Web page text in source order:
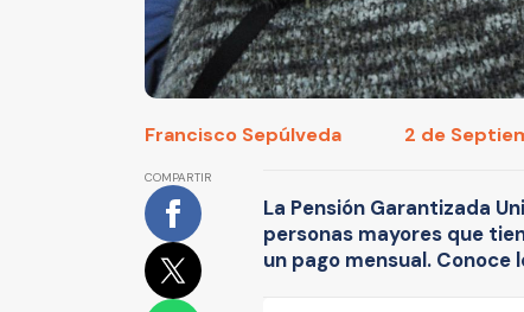
Francisco Sepúlveda 2 de
COMPARTIR
La Pensión Garantizada
personas mayores que
un pago mensual. Conoce